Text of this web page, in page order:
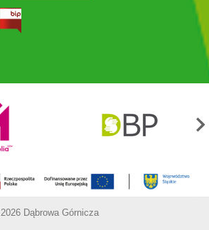
2026 Dąbrowa Górnicza